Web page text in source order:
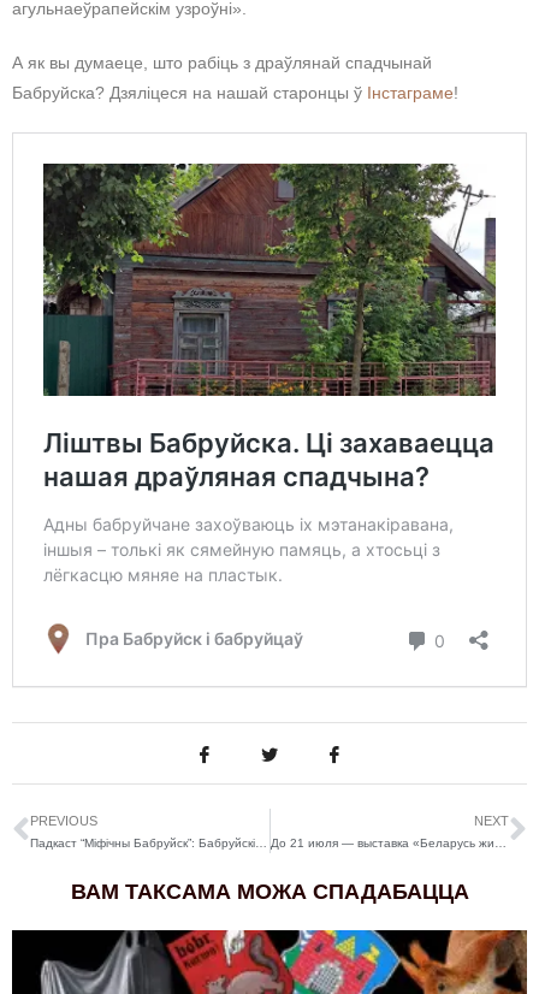
агульнаеўрапейскім узроўні».
А як вы думаеце, што рабіць з драўлянай спадчынай
Бабруйска? Дзяліцеся на нашай старонцы ў Інстаграме!
PREVIOUS NEXT
ВАМ ТАКСАМА МОЖА СПАДАБАЦЦА